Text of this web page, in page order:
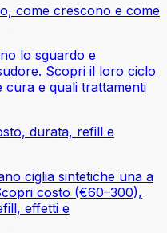
come crescono e come
lo sguardo e
Scopri il loro ciclo
cura e quali trattamenti
durata, refill e
ciglia sintetiche una a
costo (€60–300),
effetti e